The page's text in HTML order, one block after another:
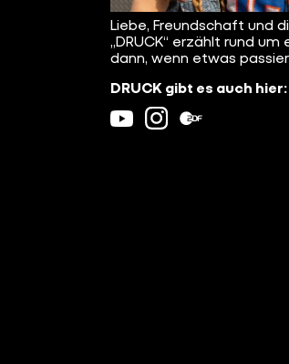
Liebe, Freundschaft und
„DRUCK“ erzählt rund
dann, wenn etwas
DRUCK gibt es auch hier: